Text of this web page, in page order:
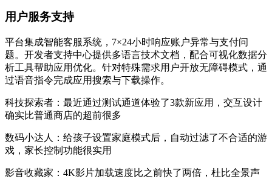
用户服务支持
平台集成智能客服系统，7×24小时响应账户异常与支付问
题。开发者支持中心提供多语言技术文档，配合可视化数据分
析工具帮助应用优化。针对特殊需求用户开放无障碍模式，通
过语音指令完成应用搜索与下载操作。
科技探索者：最近通过测试通道体验了3款新应用，交互设计
确实比普通商店的超前很多
数码小达人：给孩子设置家庭模式后，自动过滤了不合适的游
戏，家长控制功能很实用
影音收藏家：4K影片加载速度比之前快了两倍，杜比全景声